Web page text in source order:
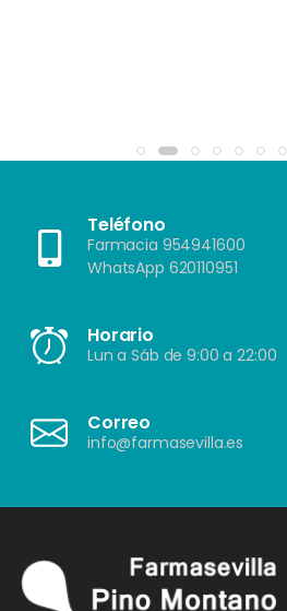
Teléfono
Farmacia 954941600
WhatsApp 620110951
Horario
Lun a Sáb de 9:00 a 22:00
Correo
info@farmasevilla.es